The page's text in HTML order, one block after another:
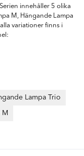
innehåller 5 olika
M, Hängande Lampa
variationer finns i
Lampa Trio
M